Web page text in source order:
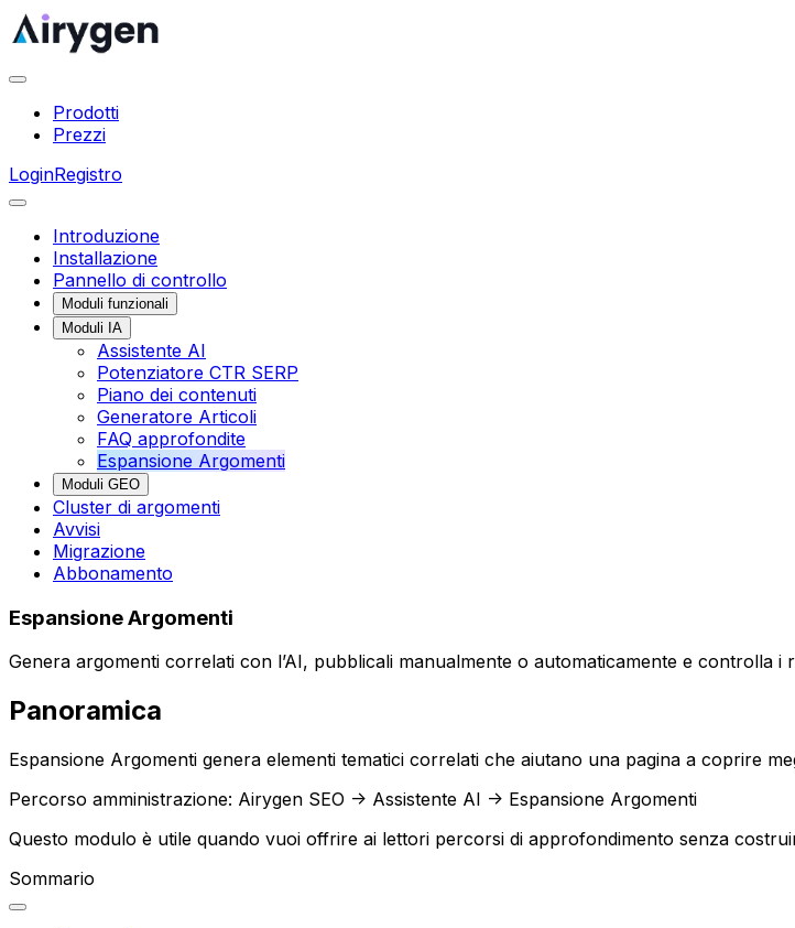
Prodotti
Prezzi
LoginRegistro
Introduzione
Installazione
Pannello di controllo
Moduli funzionali
Moduli IA
Assistente AI
Potenziatore CTR SERP
Piano dei contenuti
Generatore Articoli
FAQ approfondite
Espansione Argomenti
Moduli GEO
Cluster di argomenti
Avvisi
Migrazione
Abbonamento
Espansione Argomenti
Genera argomenti correlati con l’AI, pubblicali manualmente o automaticamente e controlla i
Panoramica
Espansione Argomenti genera elementi tematici correlati che aiutano una pagina a coprire
Percorso amministrazione: Airygen SEO -> Assistente AI -> Espansione Argomenti
Questo modulo è utile quando vuoi offrire ai lettori percorsi di approfondimento senza
Sommario